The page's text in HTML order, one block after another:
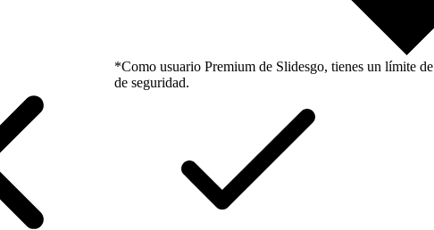
*Como usuario Premium de Slidesgo, tienes un límite
de seguridad.